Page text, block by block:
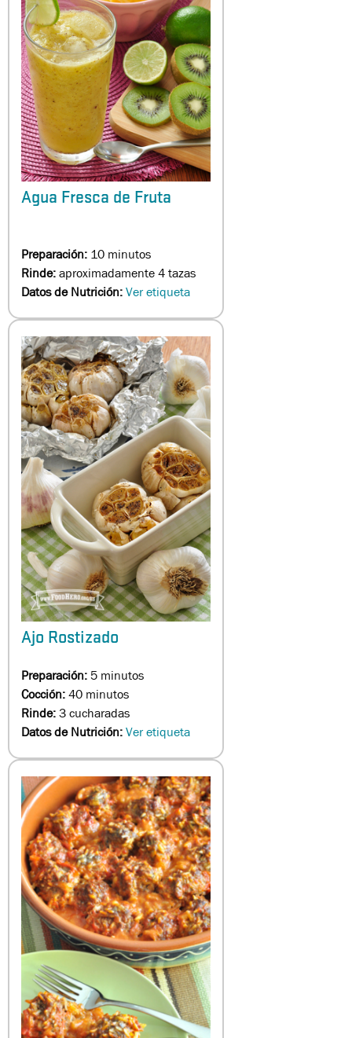
Agua Fresca de Fruta
Preparación: 10 minutos
Rinde:aproximadamente 4 tazas
Datos de Nutrición:Ver etiqueta
Ajo Rostizado
Preparación:5 minutos
Cocción:40 minutos
Rinde:3 cucharadas
Datos de Nutrición:Ver etiqueta